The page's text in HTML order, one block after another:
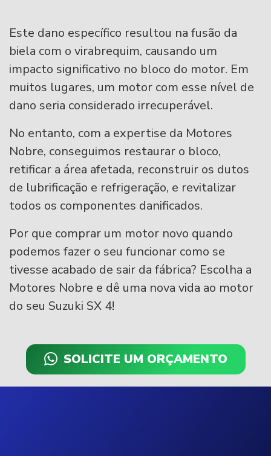
Este dano específico resultou na fusão da
biela com o virabrequim, causando um
impacto significativo no bloco do motor. Em
muitos lugares, um motor com esse nível de
dano seria considerado irrecuperável.
No entanto, com a expertise da Motores
Nobre, conseguimos restaurar o bloco,
retificar a área afetada, reconstruir os dutos
de lubrificação e refrigeração, e revitalizar
todos os componentes danificados.
Por que comprar um motor novo quando
podemos fazer o seu funcionar como se
tivesse acabado de sair da fábrica? Escolha a
Motores Nobre e dê uma nova vida ao motor
do seu Suzuki SX 4!
SOLICITE UM ORÇAMENTO